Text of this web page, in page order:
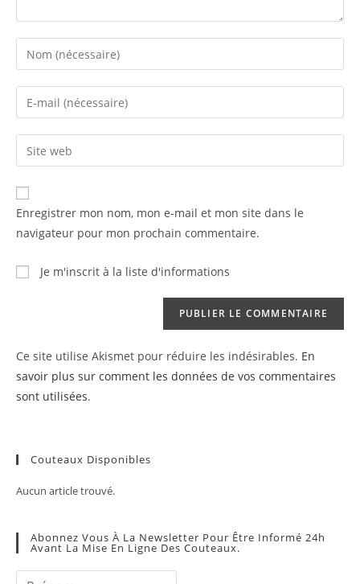
Enter
your
name
comment
Enter
your
email
address
comment
Enter
your
website
URL
(optional)
Enregistrer mon nom, mon e-mail et mon site dans le
navigateur pour mon prochain commentaire.
Je m'inscrit à la liste d'informations
Ce site utilise Akismet pour réduire les indésirables. En
savoir plus sur comment les données de vos commentaires
sont utilisées.
Couteaux Disponibles
Aucun article trouvé.
Abonnez Vous À La Newsletter Pour Être Informé 24h
Avant La Mise En Ligne Des Couteaux.